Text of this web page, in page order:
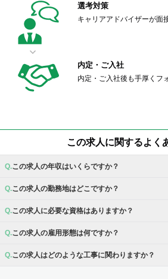
選考対策
キャリアアドバイザーが面
内定・ご入社
内定・ご入社後も手厚くフ
この求人に関するよく
この求人の年収はいくらですか？
この求人の勤務地はどこですか？
この求人に必要な資格はありますか？
この求人の雇用形態は何ですか？
この求人はどのような工事に関わりますか？